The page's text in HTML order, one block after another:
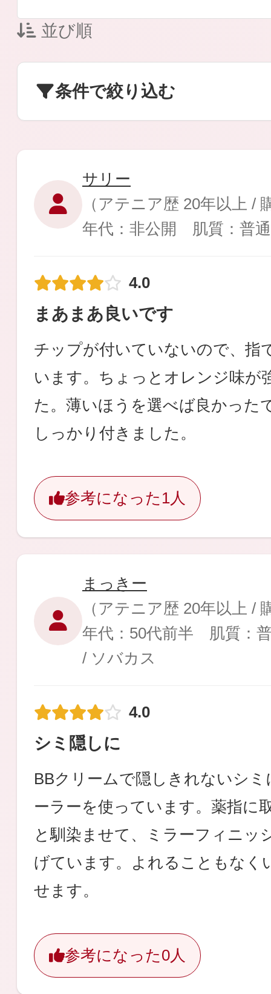
メイクアップ
健康食品／サプ
ファッション
ギフト
ご利用ガイド
よくあるご質問
並び順
条件で絞り込む
サリー
（アテニア歴 20年以上 /
年代：非公開 肌質：普
4.0
まあまあ良いです
チップが付いていないので、指
います。ちょっとオレンジ味が
た。薄いほうを選べば良かった
しっかり付きました。
参考になった 1人
まっきー
（アテニア歴 20年以上 /
年代：50代前半 肌質：
/ ソバカス
4.0
シミ隠しに
BBクリームで隠しきれないシ
ーラーを使っています。薬指に
と馴染ませて、ミラーフィニッ
げています。よれることもなく
せます。
参考になった0人